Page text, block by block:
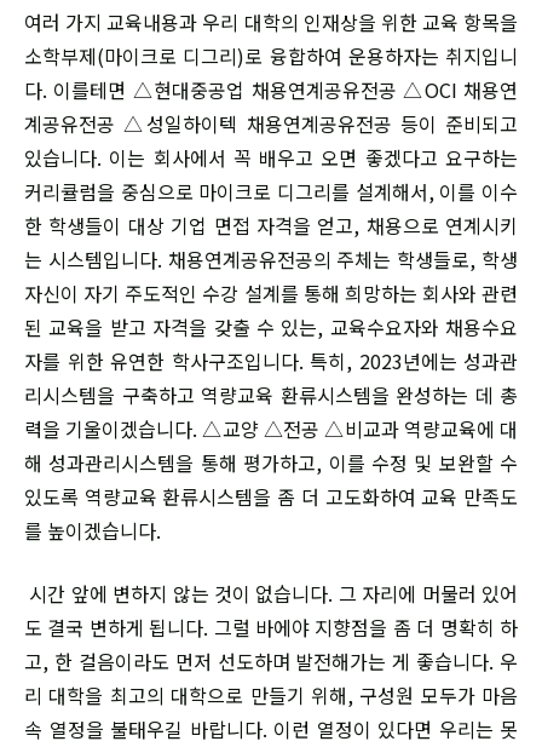
여러 가지 교육내용과 우리 대학의 인재상을 위한 교육 항목을
소학부제(마이크로 디그리)로 융합하여 운용하자는 취지입니
다. 이를테면 △현대중공업 채용연계공유전공 △OCI 채용연
계공유전공 △성일하이텍 채용연계공유전공 등이 준비되고
있습니다. 이는 회사에서 꼭 배우고 오면 좋겠다고 요구하는
커리큘럼을 중심으로 마이크로 디그리를 설계해서, 이를 이수
한 학생들이 대상 기업 면접 자격을 얻고, 채용으로 연계시키
는 시스템입니다. 채용연계공유전공의 주체는 학생들로, 학생
자신이 자기 주도적인 수강 설계를 통해 희망하는 회사와 관련
된 교육을 받고 자격을 갖출 수 있는, 교육수요자와 채용수요
자를 위한 유연한 학사구조입니다. 특히, 2023년에는 성과관
리시스템을 구축하고 역량교육 환류시스템을 완성하는 데 총
력을 기울이겠습니다. △교양 △전공 △비교과 역량교육에 대
해 성과관리시스템을 통해 평가하고, 이를 수정 및 보완할 수
있도록 역량교육 환류시스템을 좀 더 고도화하여 교육 만족도
를 높이겠습니다.
시간 앞에 변하지 않는 것이 없습니다. 그 자리에 머물러 있어
도 결국 변하게 됩니다. 그럴 바에야 지향점을 좀 더 명확히 하
고, 한 걸음이라도 먼저 선도하며 발전해가는 게 좋습니다. 우
리 대학을 최고의 대학으로 만들기 위해, 구성원 모두가 마음
속 열정을 불태우길 바랍니다. 이런 열정이 있다면 우리는 못